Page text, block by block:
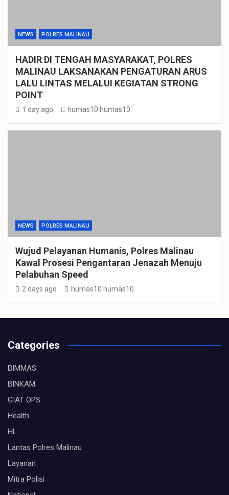
NEWS POLRES MALINAU
HADIR DI TENGAH MASYARAKAT, POLRES
MALINAU LAKSANAKAN PENGATURAN ARUS
LALU LINTAS MELALUI KEGIATAN STRONG
POINT
1 day ago humas10 humas10
NEWS POLRES MALINAU
Wujud Pelayanan Humanis, Polres Malinau
Kawal Prosesi Pengantaran Jenazah Menuju
Pelabuhan Speed
2 days ago humas10 humas10
Categories
BIMMAS
BINKAM
GIAT OPS
Health
HL
Lantas Polres Malinau
Layanan
Mitra Polisi